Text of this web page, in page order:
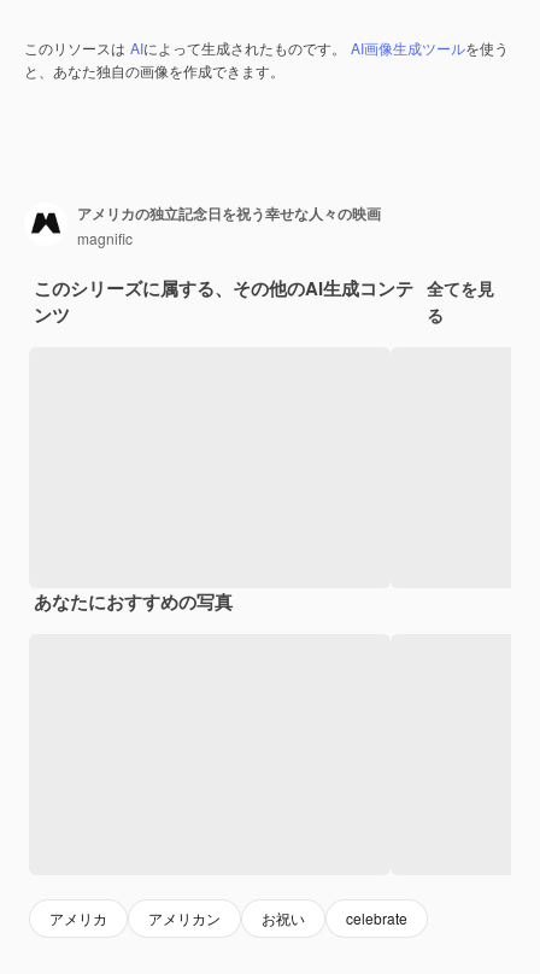
このリソースは AIによって生成されたものです。 AI画像生成ツールを使う
と、あなた独自の画像を作成できます。
アメリカの独立記念日を祝う幸せな人々の映画
magnific
このシリーズに属する、その他のAI生成コンテ
ンツ
全てを見
る
あなたにおすすめの写真
アメリカ アメリカン お祝い celebrate